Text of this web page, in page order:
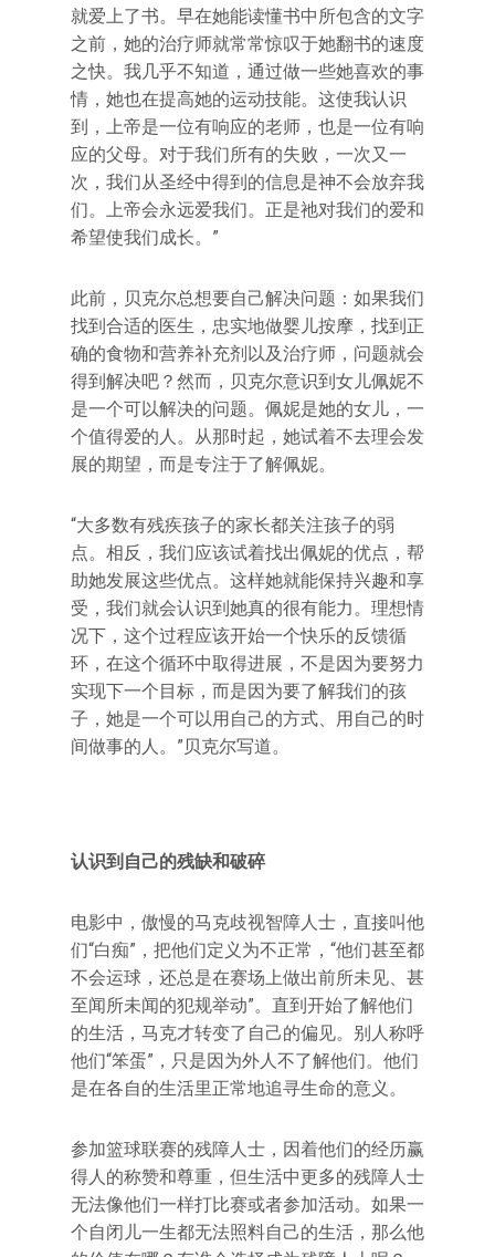
就爱上了书。早在她能读懂书中所包含的文字
之前，她的治疗师就常常惊叹于她翻书的速度
之快。我几乎不知道，通过做一些她喜欢的事
情，她也在提高她的运动技能。这使我认识
到，上帝是一位有响应的老师，也是一位有响
应的父母。对于我们所有的失败，一次又一
次，我们从圣经中得到的信息是神不会放弃我
们。上帝会永远爱我们。正是祂对我们的爱和
希望使我们成长。”
此前，贝克尔总想要自己解决问题：如果我们
找到合适的医生，忠实地做婴儿按摩，找到正
确的食物和营养补充剂以及治疗师，问题就会
得到解决吧？然而，贝克尔意识到女儿佩妮不
是一个可以解决的问题。佩妮是她的女儿，一
个值得爱的人。从那时起，她试着不去理会发
展的期望，而是专注于了解佩妮。
“大多数有残疾孩子的家长都关注孩子的弱
点。相反，我们应该试着找出佩妮的优点，帮
助她发展这些优点。这样她就能保持兴趣和享
受，我们就会认识到她真的很有能力。理想情
况下，这个过程应该开始一个快乐的反馈循
环，在这个循环中取得进展，不是因为要努力
实现下一个目标，而是因为要了解我们的孩
子，她是一个可以用自己的方式、用自己的时
间做事的人。”贝克尔写道。
认识到自己的残缺和破碎
电影中，傲慢的马克歧视智障人士，直接叫他
们“白痴”，把他们定义为不正常，“他们甚至都
不会运球，还总是在赛场上做出前所未见、甚
至闻所未闻的犯规举动”。直到开始了解他们
的生活，马克才转变了自己的偏见。别人称呼
他们“笨蛋”，只是因为外人不了解他们。他们
是在各自的生活里正常地追寻生命的意义。
参加篮球联赛的残障人士，因着他们的经历赢
得人的称赞和尊重，但生活中更多的残障人士
无法像他们一样打比赛或者参加活动。如果一
个自闭儿一生都无法照料自己的生活，那么他